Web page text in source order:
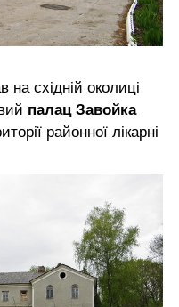
на східній околиці
палац Завойка
районної лікарні